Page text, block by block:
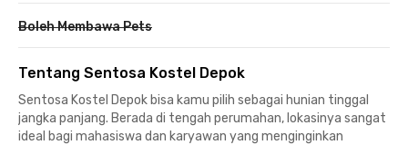
Boleh Membawa Pets
Tentang Sentosa Kostel Depok
Sentosa Kostel Depok bisa kamu pilih sebagai hunian tinggal
jangka panjang. Berada di tengah perumahan, lokasinya sangat
ideal bagi mahasiswa dan karyawan yang menginginkan